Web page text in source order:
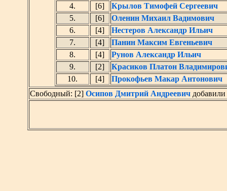
4.
[6]
Крылов Тимофей Сергеевич
5.
[6]
Оленин Михаил Вадимович
6.
[4]
Нестеров Александр Ильич
7.
[4]
Панин Максим Евгеньевич
8.
[4]
Рунов Александр Ильич
9.
[2]
Красиков Платон
10.
[4]
Прокофьев Макар Антонович
Свободный: [2] Осипов Дмитрий Андреевичдобавили